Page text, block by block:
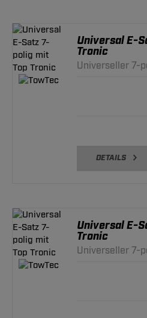
Universal E-
Tronic
Universeller 7-
DETAILS
Universal E-
Tronic
Universeller 7-